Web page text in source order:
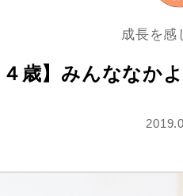
成長を感
歳】みんななか